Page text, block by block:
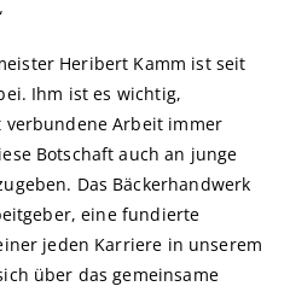
Heribert Kamm ist seit
Ihm ist es wichtig,
Arbeit immer
Botschaft auch an junge
Das Bäckerhandwerk
eine fundierte
jeden Karriere in unserem
über das gemeinsame